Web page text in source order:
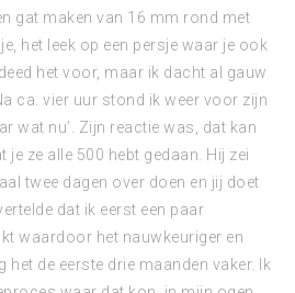
gat maken van 16 mm rond met
het leek op een persje waar je ook
het voor, maar ik dacht al gauw
ca. vier uur stond ik weer voor zijn
wat nu’. Zijn reactie was, dat kan
je ze alle 500 hebt gedaan. Hij zei
twee dagen over doen en jij doet
dat ik eerst een paar
waardoor het nauwkeuriger en
het de eerste drie maanden vaker. Ik